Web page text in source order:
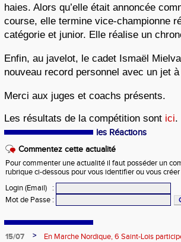
haies. Alors qu’elle était annoncée
course, elle termine vice-championne
catégorie et junior. Elle réalise un
Enfin, au javelot, le cadet Ismaël
nouveau record personnel avec un jet
Merci aux juges et coachs présents.
Les résultats de la compétition sont ici.
les Réactions
Commentez cette actualité
Pour commenter une actualité il faut posséder un
rubrique ci-dessous pour vous identifier ou vous
Login (Email)
:
Mot de Passe :
15/07 >
En Marche Nordique, 6 Saint-Lois